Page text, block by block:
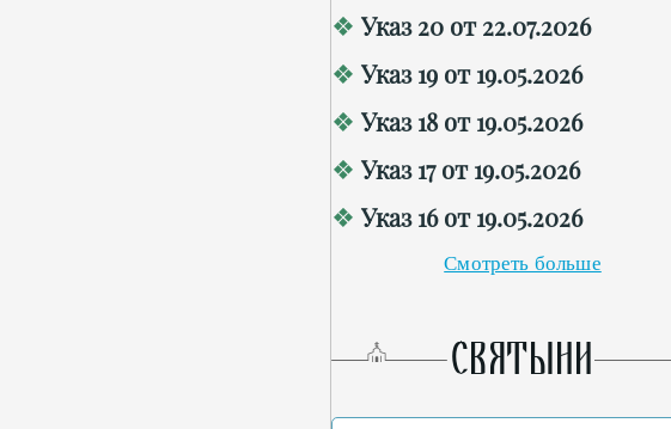
Указ 20 от 22.07.2026
Указ 19 от 19.05.2026
Указ 18 от 19.05.2026
Указ 17 от 19.05.2026
Указ 16 от 19.05.2026
Смотреть больше
СВЯТЫНИ